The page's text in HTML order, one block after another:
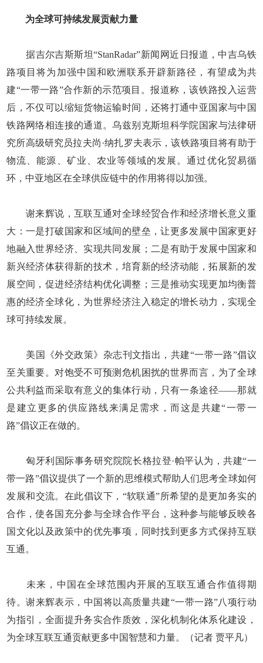
为全球可持续发展贡献力量
据吉尔吉斯斯坦“StanRadar”新闻网近日报道，中吉乌铁
路项目将为加强中国和欧洲联系开辟新路径，有望成为共
建“一带一路”合作新的示范项目。报道称，该铁路投入运营
后，不仅可以缩短货物运输时间，还将打通中亚国家与中国
铁路网络相连接的通道。乌兹别克斯坦科学院国家与法律研
究所高级研究员拉夫尚·纳扎罗夫表示，该铁路项目将有助于
物流、能源、矿业、农业等领域的发展。通过优化贸易循
环，中亚地区在全球供应链中的作用将得以加强。
谢来辉说，互联互通对全球经贸合作和经济增长意义重
大：一是打破国家和区域间的壁垒，让更多发展中国家更好
地融入世界经济、实现共同发展；二是有助于发展中国家和
新兴经济体获得新的技术，培育新的经济动能，拓展新的发
展空间，促进经济结构优化调整；三是推动实现更加均衡普
惠的经济全球化，为世界经济注入稳定的增长动力，实现全
球可持续发展。
美国《外交政策》杂志刊文指出，共建“一带一路”倡议
至关重要。对饱受不可预测危机困扰的世界而言，为了全球
公共利益而采取有意义的集体行动，只有一条途径——那就
是建立更多的供应路线来满足需求，而这是共建“一带一
路”倡议正在做的。
匈牙利国际事务研究院院长格拉登·帕平认为，共建“一
带一路”倡议提供了一个新的思维模式帮助人们思考全球如何
发展和交流。在此倡议下，“软联通”所希望的是更加务实的
合作，使各国充分参与全球合作平台，这种参与能够反映各
国文化以及政策中的优先事项，同时找到更多方式保持互联
互通。
未来，中国在全球范围内开展的互联互通合作值得期
待。谢来辉表示，中国将以高质量共建“一带一路”八项行动
为指引，全面提升务实合作质效，深化机制化体系化建设，
为全球互联互通贡献更多中国智慧和力量。（记者 贾平凡）